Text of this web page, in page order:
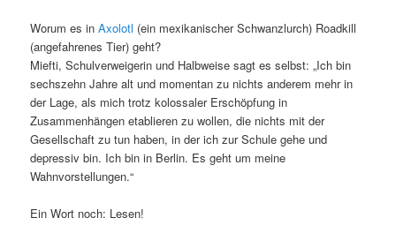
Worum es inAxolotl (ein mexikanischer Schwanzlurch) Roadkill
(angefahrenes Tier) geht?
Miefti, Schulverweigerin und Halbweise sagt es selbst: „Ich bin
sechszehn Jahre alt und momentan zu nichts anderem mehr in
der Lage, als mich trotz kolossaler Erschöpfung in
Zusammenhängen etablieren zu wollen, die nichts mit der
Gesellschaft zu tun haben, in der ich zur Schule gehe und
depressiv bin. Ich bin in Berlin. Es geht um meine
Wahnvorstellungen.“
Ein Wort noch: Lesen!